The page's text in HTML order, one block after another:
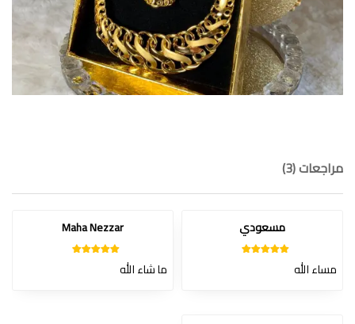
مراجعات (3)
مسعودي
مساء الله
Maha Nezzar
ما شاء الله